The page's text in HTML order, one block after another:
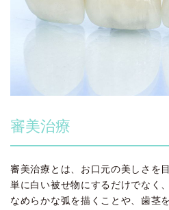
審美治療
審美治療とは、お口元の美しさを
単に白い被せ物にするだけでなく
なめらかな弧を描くことや、歯茎